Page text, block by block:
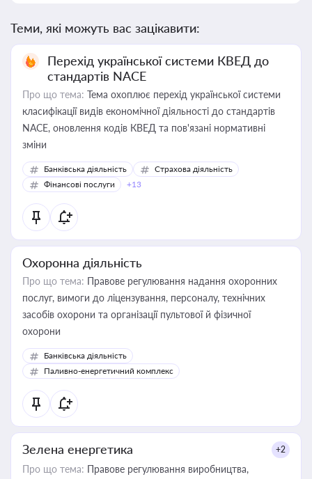
Теми, які можуть вас зацікавити:
Перехід української системи КВЕД до
стандартів NACE
Про що тема: Тема охоплює перехід української системи
класифікації видів економічної діяльності до стандартів
NACE, оновлення кодів КВЕД та пов'язані нормативні
зміни
Банківська діяльність
Страхова діяльність
Фінансові послуги
+13
Охоронна діяльність
Про що тема: Правове регулювання надання охоронних
послуг, вимоги до ліцензування, персоналу, технічних
засобів охорони та організації пультової й фізичної
охорони
Банківська діяльність
Паливно-енергетичний комплекс
Зелена енергетика +2
Про що тема: Правове регулювання виробництва,